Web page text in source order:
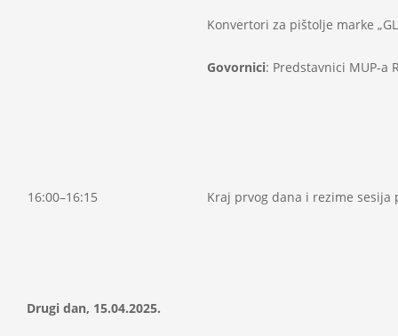
Konvertori za pištolje marke
Govornici: Predstavnici MUP-a
16:00–16:15 Kraj prvog dana i rezime sesija
Drugi dan, 15.04.2025.